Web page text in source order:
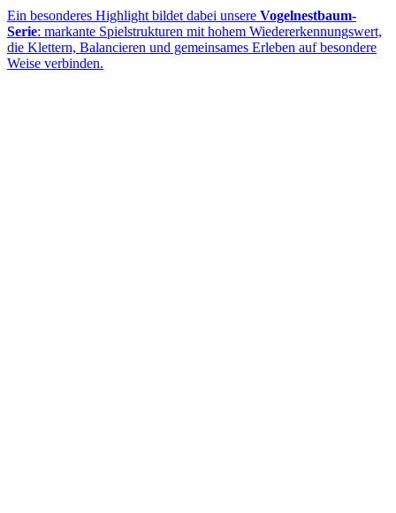
Ein besonderes Highlight bildet dabei unsere Vogelnestbaum-
Serie: markante Spielstrukturen mit hohem Wiedererkennungswert,
die Klettern, Balancieren und gemeinsames Erleben auf besondere
Weise verbinden.